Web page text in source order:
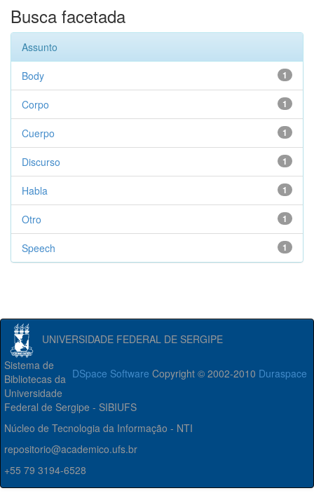
Busca facetada
Assunto
1
Body
1
Corpo
1
Cuerpo
1
Discurso
1
Habla
1
Otro
1
Speech
UNIVERSIDADE FEDERAL DE SERGIPE
DSpace Software Copyright © 2002-2010 Duraspace
Sistema de
Bibliotecas da
Universidade
Federal de Sergipe - SIBIUFS
Núcleo de Tecnologia da Informação - NTI
repositorio@academico.ufs.br
+55 79 3194-6528